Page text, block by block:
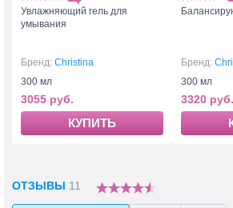
Увлажняющий гель для
умывания
Бренд: Christina
300 мл
3055 руб.
КУПИТЬ
Бренд:
300 мл
3320 руб.
ОТЗЫВЫ 11